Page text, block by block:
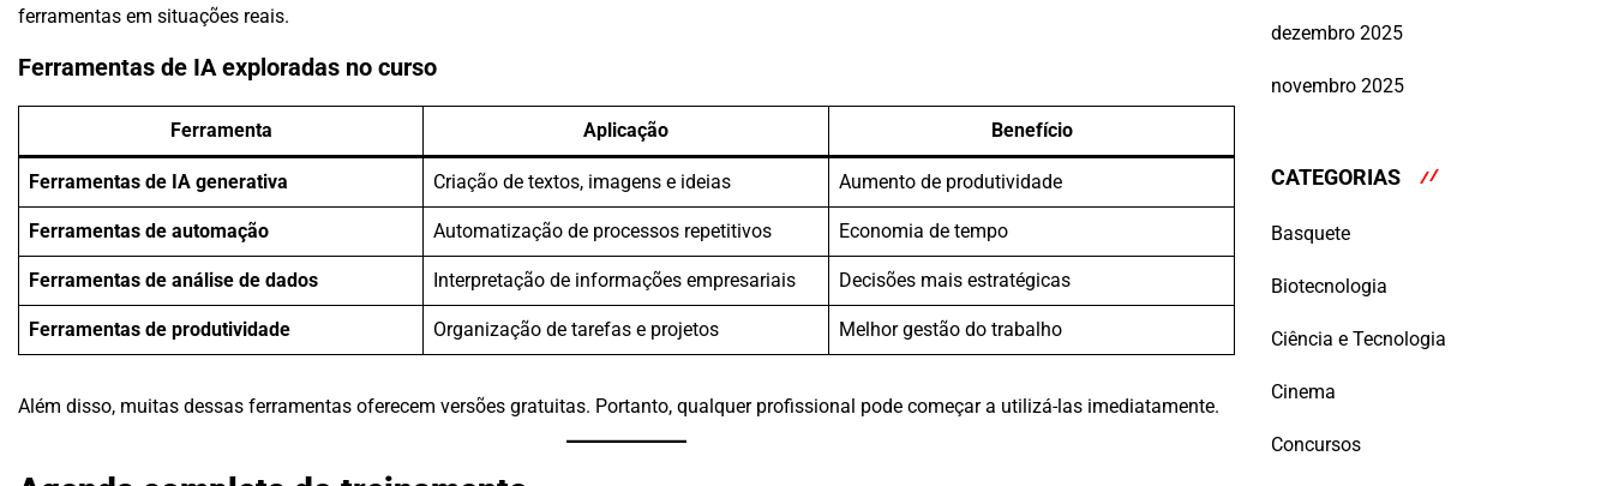
ferramentas em situações reais.
Ferramentas de IA exploradas no curso
Ferramenta Aplicação Benefício
Ferramentas de IA generativa Criação de textos, imagens e ideias Aumento de produtividade
Ferramentas de automação Automatização de processos repetitivos Economia de tempo
Ferramentas de análise de dados Interpretação de informações empresariais Decisões mais estratégicas
Ferramentas de produtividade Organização de tarefas e projetos Melhor gestão do trabalho
Além disso, muitas dessas ferramentas oferecem versões gratuitas. Portanto, qualquer profissional pode começar a utilizá-las imediatamente.
dezembro 2025
novembro 2025
CATEGORIAS
Basquete
Biotecnologia
Ciência e Tecnologia
Cinema
Concursos